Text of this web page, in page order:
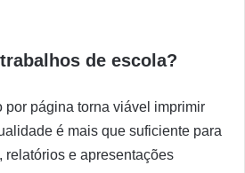
de escola?
por página torna viável imprimir
é mais que suficiente para
relatórios e apresentações